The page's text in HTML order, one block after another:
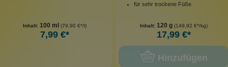
Inhalt: 100 ml (79,90 €*/l)
7,99 €*
für sehr trockene Füße
Inhalt: 120 g (149,92 €*/kg)
17,99 €*
Hinzufügen